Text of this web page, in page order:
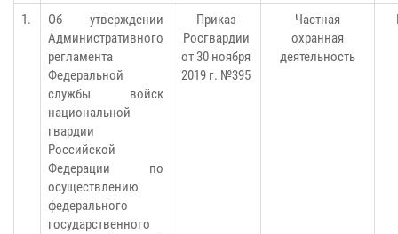
1.
Об утверждении
Административного
регламента
Федеральной
службы войск
национальной
гвардии
Российской
Федерации по
осуществлению
федерального
государственного
Приказ
Росгвардии
от 30 ноября
2019 г. №395
Частная
охранная
деятельность